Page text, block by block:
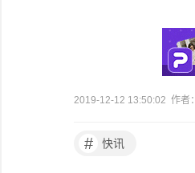
2019-12-12 13:50:02 作者：
# 快讯